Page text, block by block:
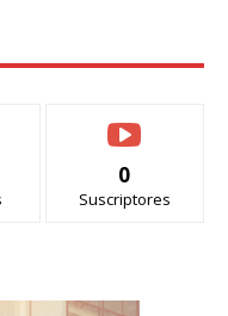
0
Suscriptores